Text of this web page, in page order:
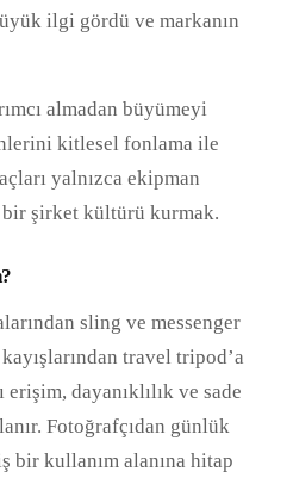
ilgi gördü ve markanın
almadan büyümeyi
kitlesel fonlama ile
yalnızca ekipman
şirket kültürü kurmak.
sling ve messenger
travel tripod’a
dayanıklılık ve sade
Fotoğrafçıdan günlük
bir kullanım alanına hitap